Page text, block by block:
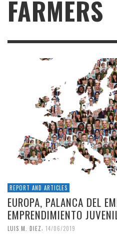
FARMERS
REPORT AND ARTICLES
EUROPA, PALANCA DEL
EMPRENDIMIENTO
LUIS M. DIEZ, 14/06/2019